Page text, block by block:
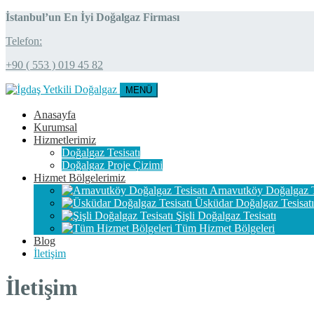
İstanbul’un En İyi Doğalgaz Firması
Telefon:
+90 ( 553 ) 019 45 82
MENÜ
Anasayfa
Kurumsal
Hizmetlerimiz
Doğalgaz Tesisatı
Doğalgaz Proje Çizimi
Hizmet Bölgelerimiz
Arnavutköy Doğalgaz
Üsküdar Doğalgaz Tesisatı
Şişli Doğalgaz Tesisatı
Tüm Hizmet Bölgeleri
Blog
İletişim
İletişim